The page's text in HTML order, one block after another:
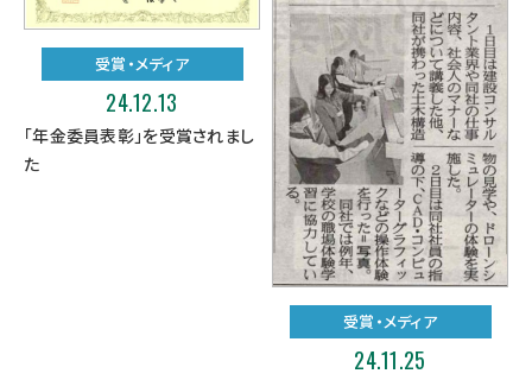
受賞・メディア
24.12.13
「年金委員表彰」を受賞されまし
た
受賞・メディア
24.11.25